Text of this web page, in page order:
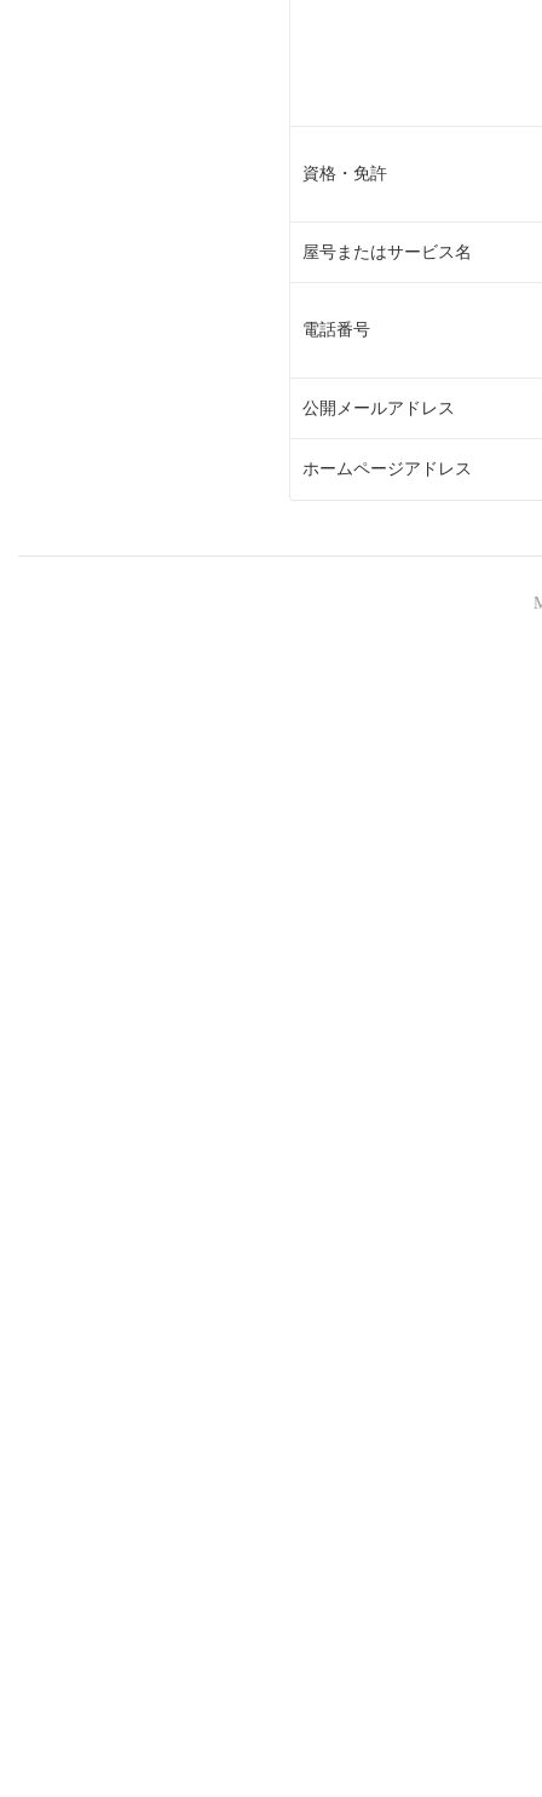
資格・免許
屋号またはサービス名
電話番号
公開メールアドレス
ホームページアドレス